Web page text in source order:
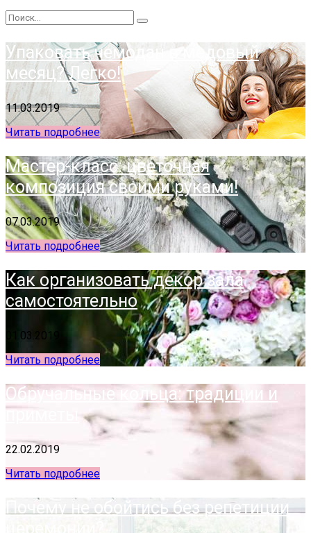
Упаковать чемодан в медовый
месяц? Легко!
11.03.2019
Читать подробнее
Мастер-класс: цветочная
композиция своими руками!
07.03.2019
Читать подробнее
Как организовать декор зала
самостоятельно
01.03.2019
Читать подробнее
Обручальные кольца: традиции и
приметы
22.02.2019
Читать подробнее
Почему не обойтись без репетиции
церемонии?